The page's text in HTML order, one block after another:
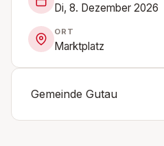
Di, 8. Dezember 2026
ORT
Marktplatz
Gemeinde Gutau